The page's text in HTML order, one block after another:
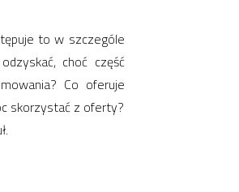
to w szczególe
choć część
Co oferuje
skorzystać z oferty?